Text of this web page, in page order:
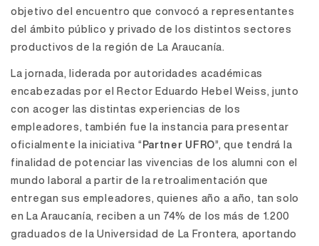
objetivo del encuentro que convocó a representantes
del ámbito público y privado de los distintos sectores
productivos de la región de La Araucanía.
La jornada, liderada por autoridades académicas
encabezadas por el Rector Eduardo Hebel Weiss, junto
con acoger las distintas experiencias de los
empleadores, también fue la instancia para presentar
oficialmente la iniciativa “ Partner UFRO”, que tendrá la
finalidad de potenciar las vivencias de los alumni con el
mundo laboral a partir de la retroalimentación que
entregan sus empleadores, quienes año a año, tan solo
en La Araucanía, reciben a un 74% de los más de 1.200
graduados de la Universidad de La Frontera, aportando